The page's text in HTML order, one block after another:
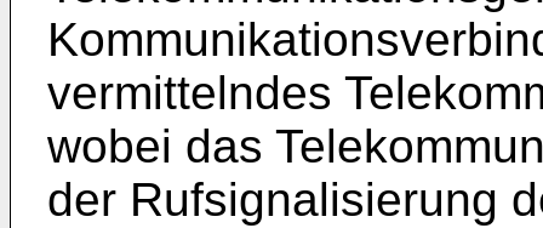
vermittelndes
wobei das
der Rufsignalisierung